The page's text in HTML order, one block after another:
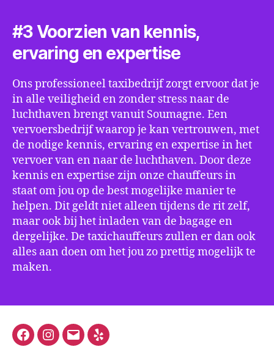
#3 Voorzien van kennis,
ervaring en expertise
Ons professioneel taxibedrijf zorgt ervoor dat je
in alle veiligheid en zonder stress naar de
luchthaven brengt vanuit Soumagne. Een
vervoersbedrijf waarop je kan vertrouwen, met
de nodige kennis, ervaring en expertise in het
vervoer van en naar de luchthaven. Door deze
kennis en expertise zijn onze chauffeurs in
staat om jou op de best mogelijke manier te
helpen. Dit geldt niet alleen tijdens de rit zelf,
maar ook bij het inladen van de bagage en
dergelijke. De taxichauffeurs zullen er dan ook
alles aan doen om het jou zo prettig mogelijk te
maken.
FacebookInstagram
E-
Yelp